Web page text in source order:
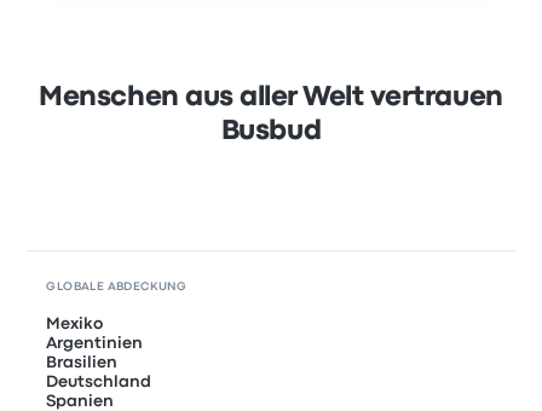
Menschen aus aller Welt vertrauen
Busbud
GLOBALE ABDECKUNG
Mexiko
Argentinien
Brasilien
Deutschland
Spanien